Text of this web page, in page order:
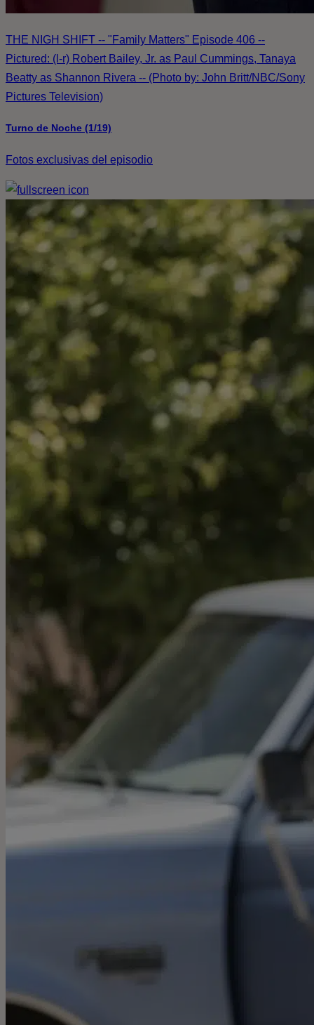
THE NIGH SHIFT -- "Family Matters" Episode 406 --
Pictured: (l-r) Robert Bailey, Jr. as Paul Cummings, Tanaya
Beatty as Shannon Rivera -- (Photo by: John Britt/NBC/Sony
Pictures Television)
Turno de Noche (1/19)
Fotos exclusivas del episodio